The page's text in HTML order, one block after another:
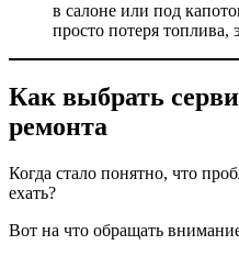
в салоне или под
просто потеря топлива,
Как выбрать
ремонта
Когда стало понятно, что
ехать?
Вот на что обращать